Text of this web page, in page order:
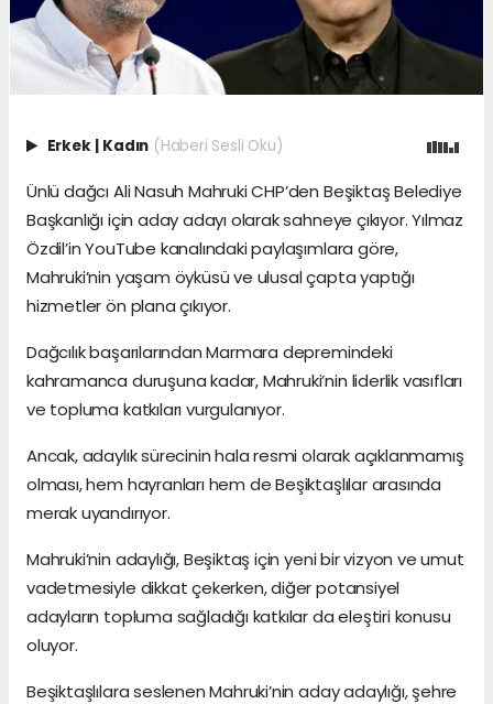
Erkek | Kadın (Haberi Sesli Oku)
Ünlü dağcı Ali Nasuh Mahruki CHP’den Beşiktaş Belediye
Başkanlığı için aday adayı olarak sahneye çıkıyor. Yılmaz
Özdil’in YouTube kanalındaki paylaşımlara göre,
Mahruki’nin yaşam öyküsü ve ulusal çapta yaptığı
hizmetler ön plana çıkıyor.
Dağcılık başarılarından Marmara depremindeki
kahramanca duruşuna kadar, Mahruki’nin liderlik vasıfları
ve topluma katkıları vurgulanıyor.
Ancak, adaylık sürecinin hala resmi olarak açıklanmamış
olması, hem hayranları hem de Beşiktaşlılar arasında
merak uyandırıyor.
Mahruki’nin adaylığı, Beşiktaş için yeni bir vizyon ve umut
vadetmesiyle dikkat çekerken, diğer potansiyel
adayların topluma sağladığı katkılar da eleştiri konusu
oluyor.
Beşiktaşlılara seslenen Mahruki’nin aday adaylığı, şehre